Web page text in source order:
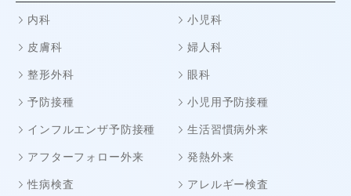
内科 小児科
皮膚科 婦人科
整形外科 眼科
予防接種 小児用予防接種
インフルエンザ予防接種 生活習慣病外来
アフターフォロー外来 発熱外来
性病検査 アレルギー検査